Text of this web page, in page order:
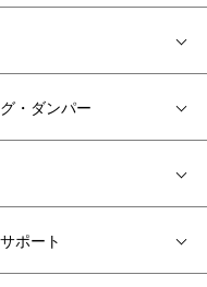
・ダンパー
ポート